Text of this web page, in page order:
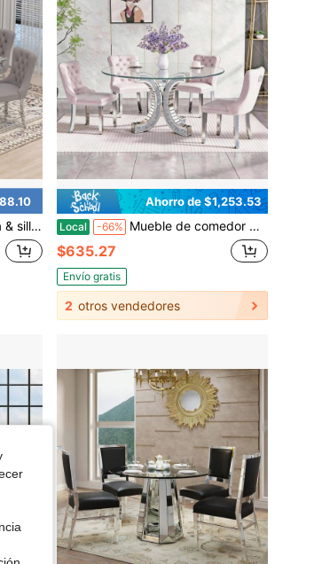
Ahorro de $1,253.53
Local -66% Mueble de comedor Mesa de vidrio templado con pedestal de diamante triturado Espejo de lujo Mesa de comedor redonda Base en forma de C Mesa de cena
$635.27
Envío gratis
2 otros vendedores